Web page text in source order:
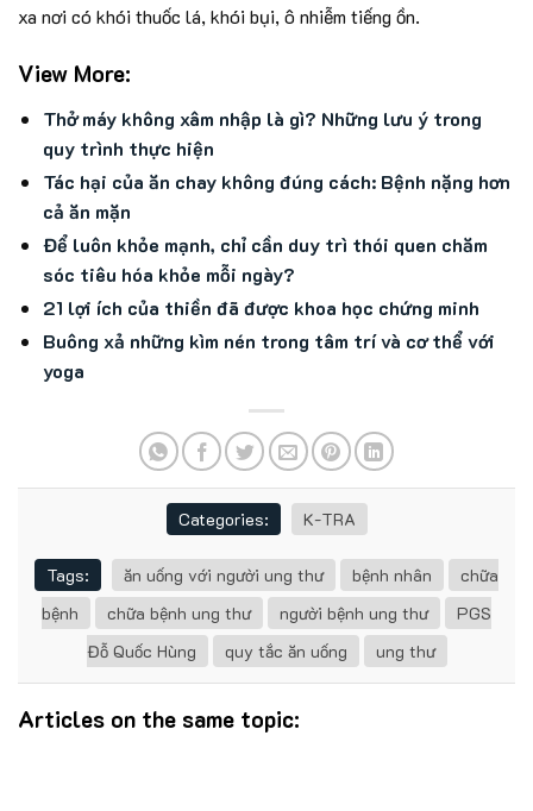
xa nơi có khói thuốc lá, khói bụi, ô nhiễm tiếng ồn.
View More:
Thở máy không xâm nhập là gì? Những lưu ý trong
quy trình thực hiện
Tác hại của ăn chay không đúng cách: Bệnh nặng hơn
cả ăn mặn
Để luôn khỏe mạnh, chỉ cần duy trì thói quen chăm
sóc tiêu hóa khỏe mỗi ngày?
21 lợi ích của thiền đã được khoa học chứng minh
Buông xả những kìm nén trong tâm trí và cơ thể với
yoga
Categories: K-TRA
Tags: ăn uống với người ung thư bệnh nhân
chữa
bệnh
chữa bệnh ung thư người bệnh ung thư
PGS
Đỗ Quốc Hùng
quy tắc ăn uống ung thư
Articles on the same topic: